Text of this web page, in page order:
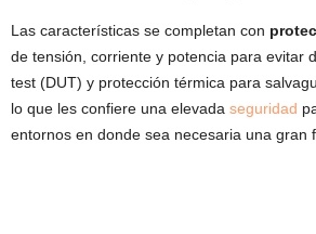
Las características se completan con
de tensión, corriente y potencia para evitar
test (DUT) y protección térmica para
lo que les confiere una elevada seguridad
entornos en donde sea necesaria una gran